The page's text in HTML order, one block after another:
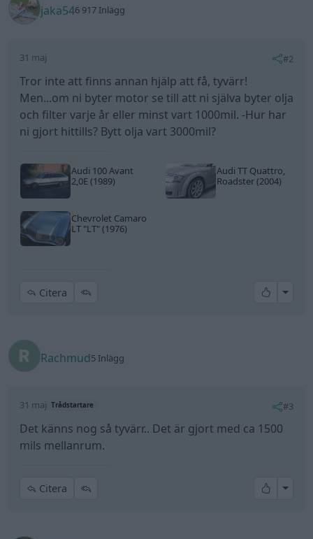
jaka546 917 Inlägg
31 maj #2
Tror inte att finns annan hjälp att få, tyvärr!
Men...om ni byter motor se till att ni själva byter olja
och filter varje år eller minst vart 1000mil. -Hur har
ni gjort hittills? Bytt olja vart 3000mil?
Audi 100 Avant
2,0E (1989)
Audi TT Quattro,
Roadster (2004)
Chevrolet Camaro
LT "LT"(1976)
Citera All
Rachmud5 Inlägg
31 maj Trådstartare #3
Det känns nog så tyvärr.. Det är gjort med ca 1500
mils mellanrum.
Citera All